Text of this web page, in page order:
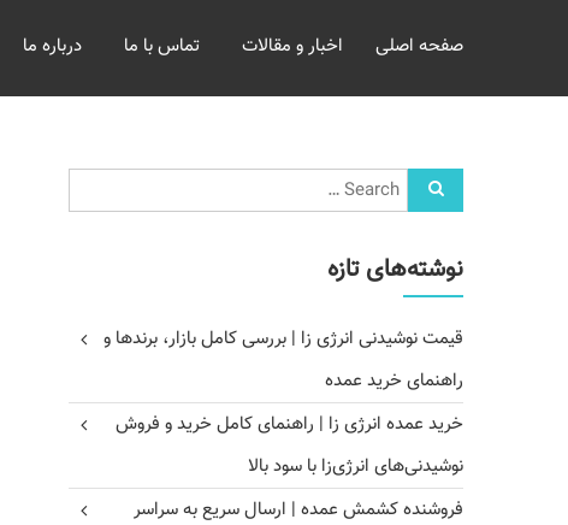
خرید
غلات
مومنی
صفحه اصلی اخبار و مقالات تماس با ما درباره ما
نوشته‌های تازه
قیمت نوشیدنی انرژی زا | بررسی کامل بازار، برندها و
راهنمای خرید عمده
خرید عمده انرژی زا | راهنمای کامل خرید و فروش
نوشیدنی‌های انرژی‌زا با سود بالا
فروشنده کشمش عمده | ارسال سریع به سراسر